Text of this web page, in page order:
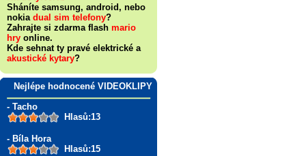
Sháníte samsung, android, nebo
nokia dual sim telefony?
Zahrajte si zdarma flash mario
hry online.
Kde sehnat ty pravé elektrické a
akustické kytary?
Nejlépe hodnocené VIDEOKLIPY
- Tacho
Hlasů:13
- Bíla Hora
Hlasů:15